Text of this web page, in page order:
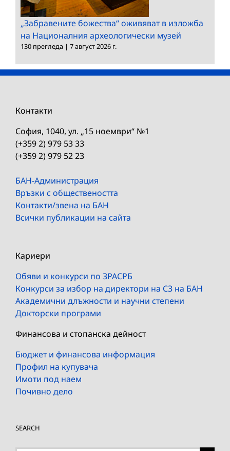
„Забравените божества“ оживяват в изложба
на Националния археологически музей
130 прегледа | 7 август 2026 г.
Контакти
София, 1040, ул. „15 ноември“ №1
(+359 2) 979 53 33
(+359 2) 979 52 23
БАН-Администрация
Връзки с обществеността
Контакти/звена на БАН
Всички публикации на сайта
Кариери
Обяви и конкурси по ЗРАСРБ
Конкурси за избор на директори на СЗ на БАН
Академични длъжности и научни степени
Докторски програми
Финансова и стопанска дейност
Бюджет и финансова информация
Профил на купувача
Имоти под наем
Почивно дело
SEARCH